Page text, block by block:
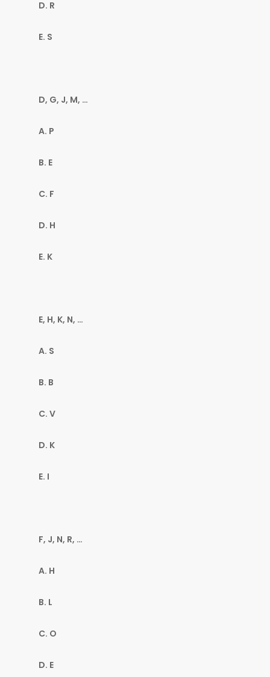
D. R
E. S
D, G, J, M, …
A. P
B. E
C. F
D. H
E. K
E, H, K, N, …
A. S
B. B
C. V
D. K
E. I
F, J, N, R, …
A. H
B. L
C. O
D. E